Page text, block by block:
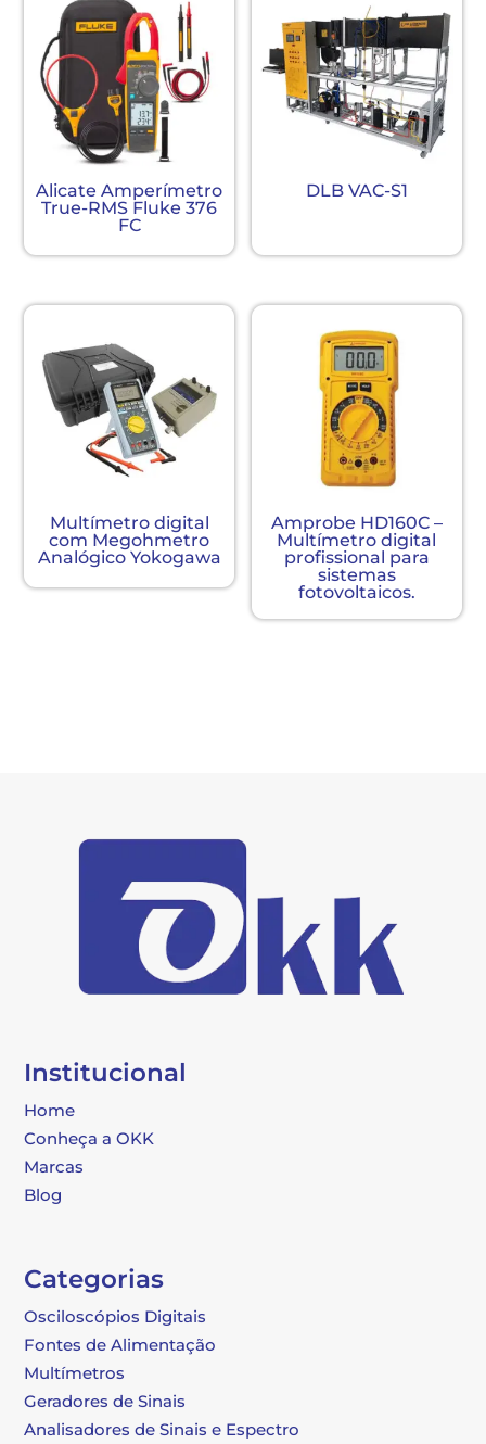
Alicate Amperímetro
True-RMS Fluke 376
FC
DLB VAC-S1
Multímetro digital
com Megohmetro
Analógico Yokogawa
Amprobe HD160C –
Multímetro digital
profissional para
sistemas
fotovoltaicos.
Institucional
Home
Conheça a OKK
Marcas
Blog
Categorias
Osciloscópios Digitais
Fontes de Alimentação
Multímetros
Geradores de Sinais
Analisadores de Sinais e Espectro